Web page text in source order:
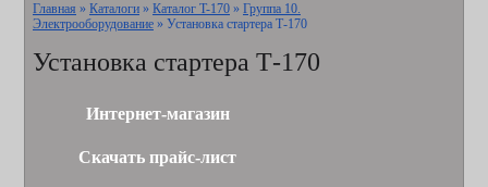
Главная » Каталоги » Каталог T-170 » Группа 10.
Электрооборудование » Установка стартера Т-170
Установка стартера Т-170
Интернет-магазин
Скачать прайс-лист